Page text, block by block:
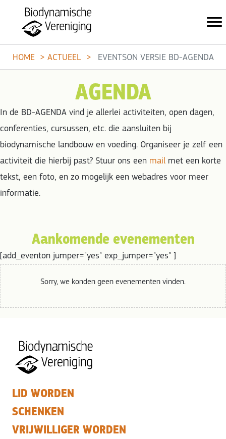
HOME ACTUEEL EVENTSON VERSIE BD-AGENDA
AGENDA
In de BD-AGENDA vind je allerlei activiteiten, open dagen,
conferenties, cursussen, etc. die aansluiten bij
biodynamische landbouw en voeding. Organiseer je zelf een
activiteit die hierbij past? Stuur ons een mail met een korte
tekst, een foto, en zo mogelijk een webadres voor meer
informatie.
Aankomende evenementen
[add_eventon jumper="yes" exp_jumper="yes" ]
Sorry, we konden geen evenementen vinden.
LID WORDEN
SCHENKEN
VRIJWILLIGER WORDEN